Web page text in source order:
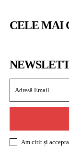
CELE MAI
Am citit și